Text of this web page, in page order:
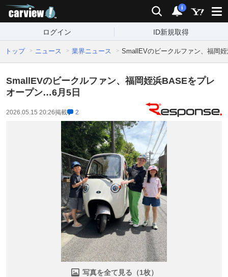
検索 通知
i
ログイン ID新規取得
トップ ニュース 業界ニュース SmallEVのビークルファン、福岡
SmallEVのビークルファン、福岡姪浜BASEをプレ
オープン…6月5日
2026.05.15 20:26掲載 2
写真を全て見る（1枚）